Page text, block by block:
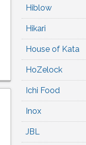
Hiblow
Hikari
House of Kata
HoZelock
Ichi Food
Inox
JBL